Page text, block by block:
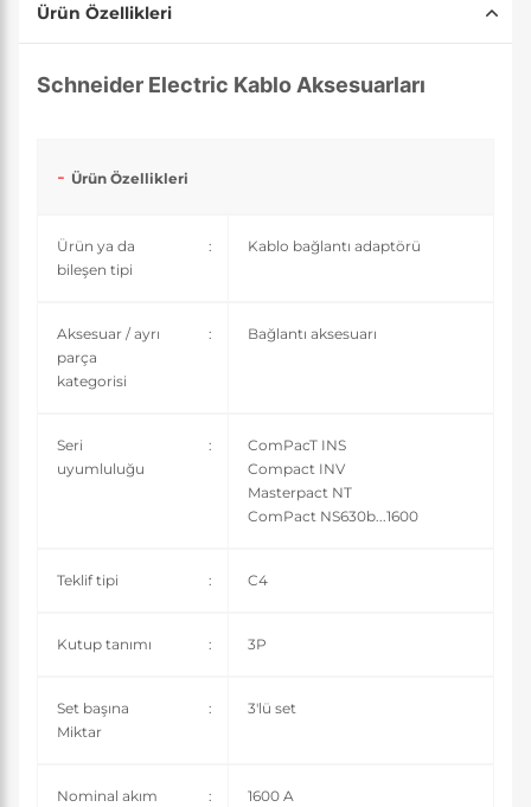
Ürün Özellikleri
Schneider Electric Kablo Aksesuarları
Ürün Özellikleri
Ürün ya da
bileşen tipi
: Kablo bağlantı adaptörü
Aksesuar / ayrı
parça
kategorisi
: Bağlantı aksesuarı
Seri
uyumluluğu
:
ComPacT INS
Compact INV
Masterpact NT
ComPact NS630b...1600
Teklif tipi : C4
Kutup tanımı : 3P
Set başına
Miktar
: 3'lü set
Nominal akım
: 1600 A